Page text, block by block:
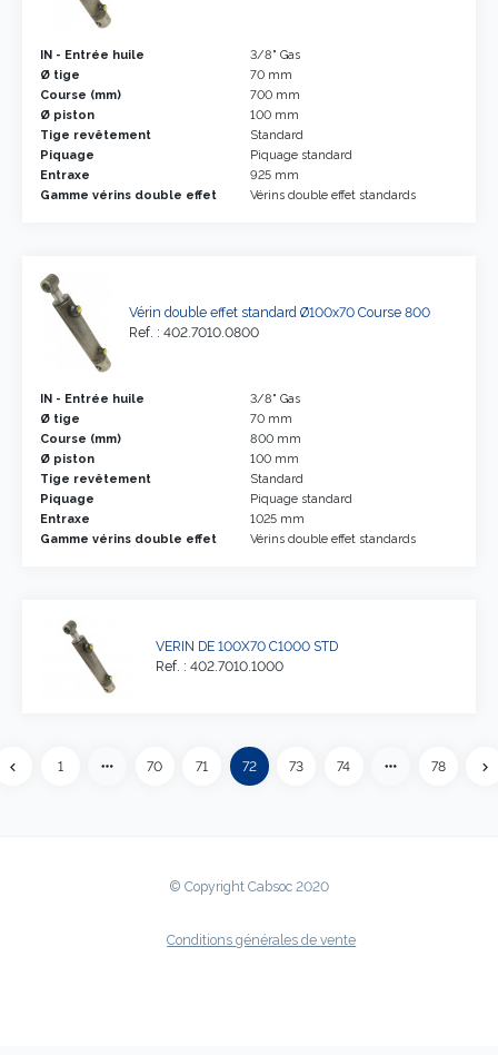
IN - Entrée huile
3/8" Gas
Ø tige
70 mm
Course (mm)
700 mm
Ø piston
100 mm
Tige revêtement
Standard
Piquage
Piquage standard
Entraxe
925 mm
Gamme vérins double effet
Vérins double effet standards
Vérin double effet standard Ø100x70 Course 800
Ref. : 402.7010.0800
IN - Entrée huile
3/8" Gas
Ø tige
70 mm
Course (mm)
800 mm
Ø piston
100 mm
Tige revêtement
Standard
Piquage
Piquage standard
Entraxe
1025 mm
Gamme vérins double effet
Vérins double effet standards
VERIN DE 100X70 C1000 STD
Ref. : 402.7010.1000
chevron_leftPrécédent
1 more_horiz 70 71 72 73 74 more_horiz 78 chevron_right
© Copyright Cabsoc 2020
Conditions générales de vente